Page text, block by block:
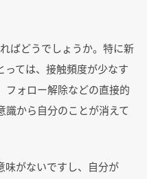
ばどうでしょうか。特に新
っては、接触頻度が少なす
フォロー解除などの直接的
識から自分のことが消えて
味がないですし、自分が